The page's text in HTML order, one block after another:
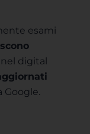
esami
nel digital
Google.